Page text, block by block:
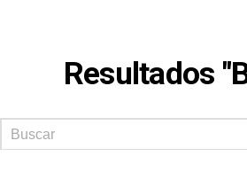
Resultados